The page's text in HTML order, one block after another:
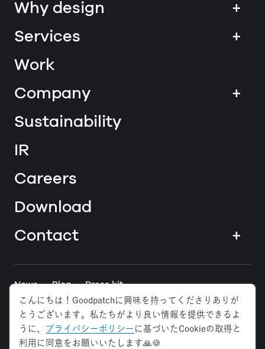
Why design
+
Services
+
Work
Company
+
Sustainability
IR
Careers
Download
Contact
+
News Blog Press kit
Tokyo Osaka Anywhere
こんにちは！Goodpatchに興味を持ってくださりありが
とうございます。私たちがより良い情報を提供できるよ
うに、
プライバシーポリシー に基づいたCookieの取得と
利用に同意をお願いいたします🙏🍪